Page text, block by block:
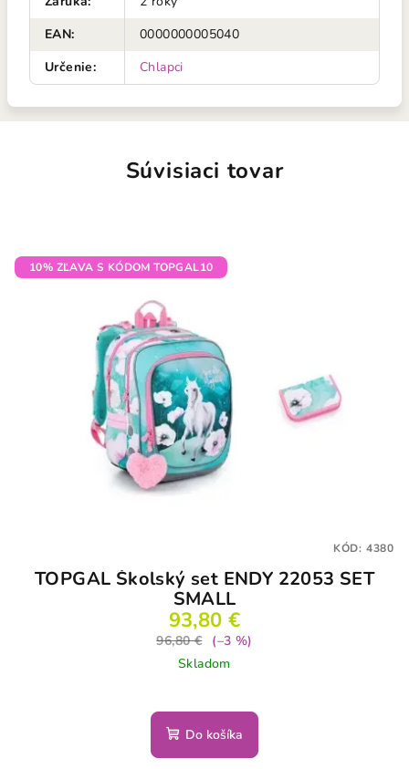
EAN:
0000000005040
Určenie: Chlapci
Súvisiaci tovar
10% ZĽAVA S KÓDOM TOPGAL10
TOPGAL Školský set ENDY 22053 SET
SMALL
93,80 €
96,80 €
(–3 %)
Skladom
Do košíka
KÓD: 4380